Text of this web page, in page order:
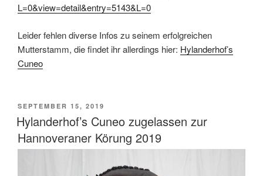
L=0&view=detail&entry=5143&L=0
Leider fehlen diverse Infos zu seinem erfolgreichen
Mutterstamm, die findet ihr allerdings hier: Hylanderhof’s
Cuneo
VERÖFFENTLICHT
AM
SEPTEMBER 15, 2019
Hylanderhof’s Cuneo zugelassen zur
Hannoveraner Körung 2019